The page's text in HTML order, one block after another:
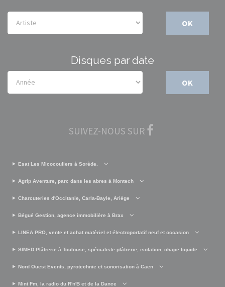
OK
Disques par date
OK
SUIVEZ-NOUS SUR
Esat Les Micocouliers à Sorède.
Agrip Aventure, parc dans les abres à Montech
Charcuteries d'Occitanie, Carla-Bayle, Ariège
Bégué Gestion, agence immobilière à Brax
LINEA PRO, vente et achat matériel et électroportatif neuf et occasion
SIMED Plâtrerie à Toulouse, spécialiste plâtrerie, isolation, chape liquide
Nord Ouest Events, pyrotechnie et sonorisation à Caen
Mint Fm, la radio du R'n'B et de la Dance